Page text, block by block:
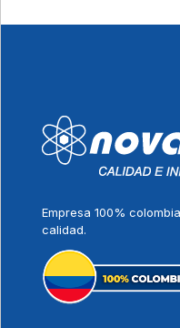
Empresa 100%
calidad.